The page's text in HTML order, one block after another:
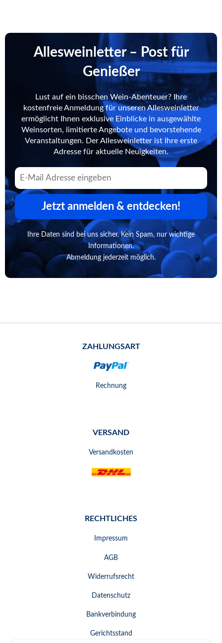
Allesweinletter – Post für
Genießer
Lust auf ein bisschen Wein-Abenteuer? Ihre
kostenfreie Anmeldung für unseren Allesweinletter
ermöglicht Ihnen exklusive Einblicke in ausgewählte
Weinsorten, limitierte Angebote und bevorstehende
Veranstaltungen. Der Allesweinletter ist Ihre erste
Adresse für aktuelle Neuigkeiten.
Jetzt anmelden & entdecken!
Ihre Daten sind bei uns sicher. Kein Spam, nur wichtige
Informationen.
Abmeldung jederzeit möglich.
ZAHLUNGSART
Rechnung
VERSAND
Versandkosten
RECHTLICHES
Impressum
AGB
Widerrufsrecht
Datenschutz
Bankverbindung
Gerichtsstand